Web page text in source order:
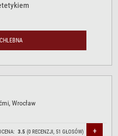
, Wrocław
3.5 (0 RECENZJI, 51 GŁOSÓW) +